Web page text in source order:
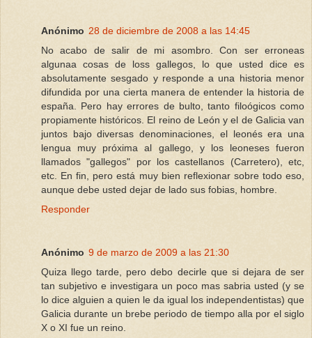
Anónimo 28 de diciembre de 2008 a las 14:45
No acabo de salir de mi asombro. Con ser erroneas
algunaa cosas de loss gallegos, lo que usted dice es
absolutamente sesgado y responde a una historia menor
difundida por una cierta manera de entender la historia de
españa. Pero hay errores de bulto, tanto filoógicos como
propiamente históricos. El reino de León y el de Galicia van
juntos bajo diversas denominaciones, el leonés era una
lengua muy próxima al gallego, y los leoneses fueron
llamados "gallegos" por los castellanos (Carretero), etc,
etc. En fin, pero está muy bien reflexionar sobre todo eso,
aunque debe usted dejar de lado sus fobias, hombre.
Responder
Anónimo 9 de marzo de 2009 a las 21:30
Quiza llego tarde, pero debo decirle que si dejara de ser
tan subjetivo e investigara un poco mas sabria usted (y se
lo dice alguien a quien le da igual los independentistas) que
Galicia durante un brebe periodo de tiempo alla por el siglo
X o XI fue un reino.